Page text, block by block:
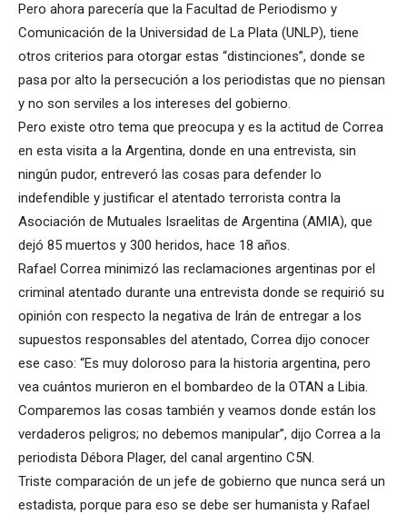
Pero ahora parecería que la Facultad de Periodismo y
Comunicación de la Universidad de La Plata (UNLP), tiene
otros criterios para otorgar estas “distinciones”, donde se
pasa por alto la persecución a los periodistas que no piensan
y no son serviles a los intereses del gobierno.
Pero existe otro tema que preocupa y es la actitud de Correa
en esta visita a la Argentina, donde en una entrevista, sin
ningún pudor, entreveró las cosas para defender lo
indefendible y justificar el atentado terrorista contra la
Asociación de Mutuales Israelitas de Argentina (AMIA), que
dejó 85 muertos y 300 heridos, hace 18 años.
Rafael Correa minimizó las reclamaciones argentinas por el
criminal atentado durante una entrevista donde se requirió su
opinión con respecto la negativa de Irán de entregar a los
supuestos responsables del atentado, Correa dijo conocer
ese caso: “Es muy doloroso para la historia argentina, pero
vea cuántos murieron en el bombardeo de la OTAN a Libia.
Comparemos las cosas también y veamos donde están los
verdaderos peligros; no debemos manipular”, dijo Correa a la
periodista Débora Plager, del canal argentino C5N.
Triste comparación de un jefe de gobierno que nunca será un
estadista, porque para eso se debe ser humanista y Rafael